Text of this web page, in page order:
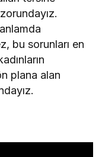
bu sorunları en
plana alan